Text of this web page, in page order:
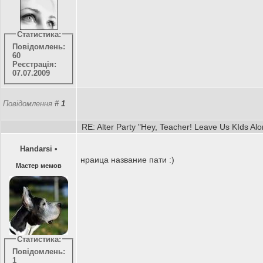
Статистика:
Повідомлень:
60
Реєстрація:
07.07.2009
Повідомлення # 1
RE: Alter Party "Hey, Teacher! Leave Us KIds
Handarsi •
Мастер мемов
Статистика:
Повідомлень:
1
нраица название пати :)